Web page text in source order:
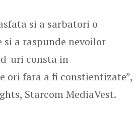
si a sarbatori o
a raspunde nevoilor
uri consta in
ori fara a fi constientizate”,
Starcom MediaVest.